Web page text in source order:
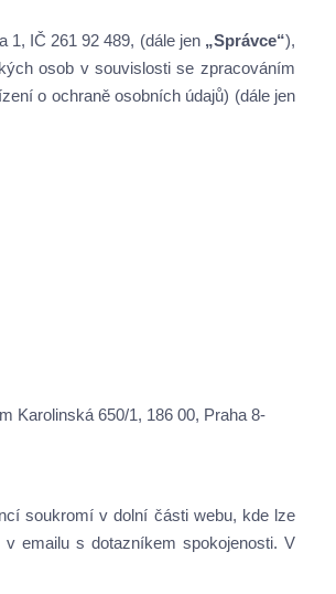
1, IČ 261 92 489, (dále jen „Správce“),
osob v souvislosti se zpracováním
o ochraně osobních údajů) (dále jen
Karolinská 650/1, 186 00, Praha 8-
soukromí v dolní části webu, kde lze
emailu s dotazníkem spokojenosti. V